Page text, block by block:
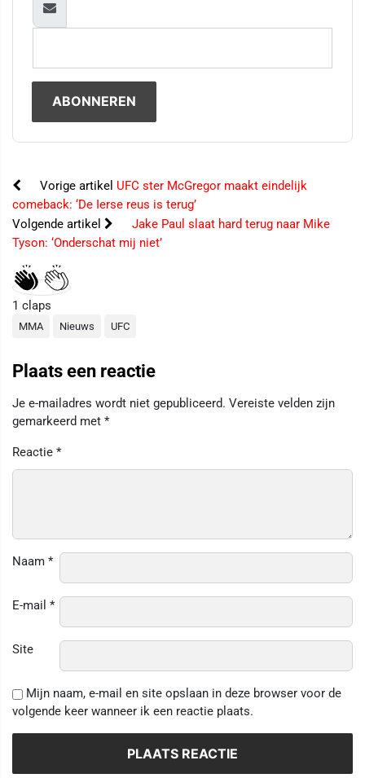
Vorige artikel UFC ster McGregor maakt eindelijk
comeback: ‘De Ierse reus is terug’
Volgende artikel
Jake Paul slaat hard terug naar Mike
Tyson: ‘Onderschat mij niet’
1 claps
MMA Nieuws UFC
Plaats een reactie
Je e-mailadres wordt niet gepubliceerd. Vereiste velden zijn
gemarkeerd met *
Reactie *
Naam *
E-mail *
Site
Mijn naam, e-mail en site opslaan in deze browser voor de
volgende keer wanneer ik een reactie plaats.